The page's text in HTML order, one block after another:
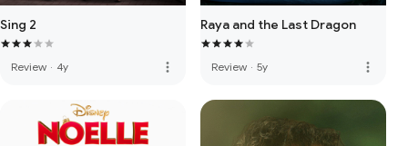
Sing 2
Review · 4y more_vert
Raya and the Last Dragon
Review · 5y more_vert